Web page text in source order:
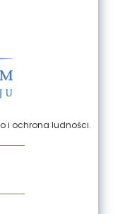
i ochrona ludności.